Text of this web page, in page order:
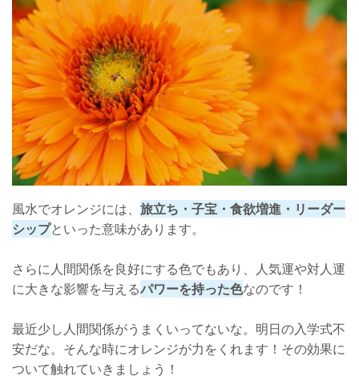
風水でオレンジには、 旅立ち・子宝・食欲増進・リーダー
シップといった意味があります。
さらに人間関係を良好にする色でもあり、人気運や対人運
に大きな影響を与えるパワーを持った色なのです！
最近少し人間関係がうまくいってないな。明日の入学式不
安だな。そんな時にオレンジが力をくれます！その効果に
ついて触れていきましょう！